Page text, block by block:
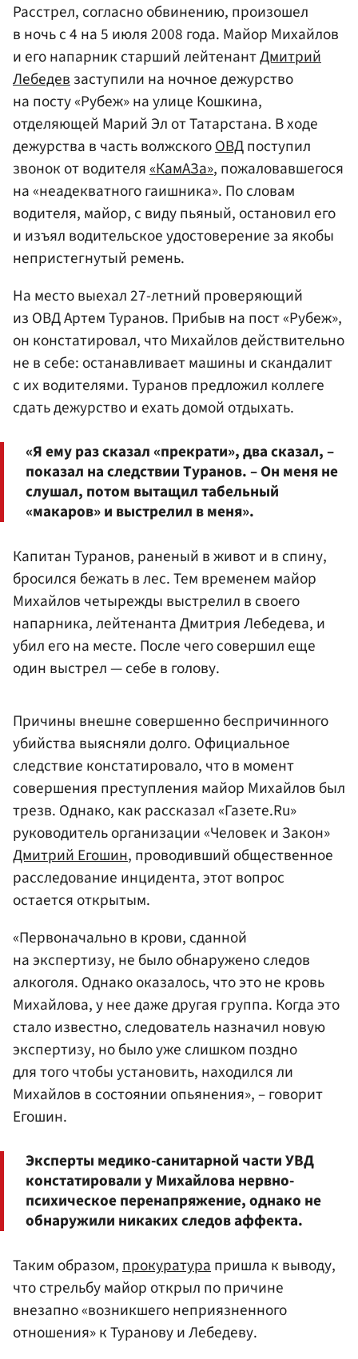
Расстрел, согласно обвинению, произошел
в ночь с 4 на 5 июля 2008 года. Майор Михайлов
и его напарник старший лейтенантДмитрий
Лебедевзаступили на ночное дежурство
на посту «Рубеж» на улице Кошкина,
отделяющей Марий Эл от Татарстана. В ходе
дежурства в часть волжскогоОВДпоступил
звонок от водителя«КамАЗа», пожаловавшегося
на «неадекватного гаишника». По словам
водителя, майор, с виду пьяный, остановил его
и изъял водительское удостоверение за якобы
непристегнутый ремень.
На место выехал 27-летний проверяющий
из ОВД Артем Туранов. Прибыв на пост «Рубеж»,
он констатировал, что Михайлов действительно
не в себе: останавливает машины и скандалит
с их водителями. Туранов предложил коллеге
сдать дежурство и ехать домой отдыхать.
«Я ему раз сказал «прекрати», два сказал, –
показал на следствии Туранов. – Он меня не
слушал, потом вытащил табельный
«макаров» и выстрелил в меня».
Капитан Туранов, раненый в живот и в спину,
бросился бежать в лес. Тем временем майор
Михайлов четырежды выстрелил в своего
напарника, лейтенанта Дмитрия Лебедева, и
убил его на месте. После чего совершил еще
один выстрел — себе в голову.
Причины внешне совершенно беспричинного
убийства выясняли долго. Официальное
следствие констатировало, что в момент
совершения преступления майор Михайлов был
трезв. Однако, как рассказал «Газете.Ru»
руководитель организации «Человек и Закон»
Дмитрий Егошин, проводивший общественное
расследование инцидента, этот вопрос
остается открытым.
«Первоначально в крови, сданной
на экспертизу, не было обнаружено следов
алкоголя. Однако оказалось, что это не кровь
Михайлова, у нее даже другая группа. Когда это
стало известно, следователь назначил новую
экспертизу, но было уже слишком поздно
для того чтобы установить, находился ли
Михайлов в состоянии опьянения», – говорит
Егошин.
Эксперты медико-санитарной части УВД
констатировали у Михайлова нервно-
психическое перенапряжение, однако не
обнаружили никаких следов аффекта.
Таким образом,прокуратурапришла к выводу,
что стрельбу майор открыл по причине
внезапно «возникшего неприязненного
отношения» к Туранову и Лебедеву.